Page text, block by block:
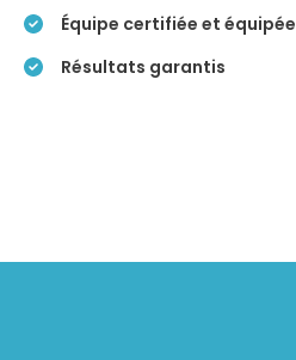
Équipe certifiée et équipée
Résultats garantis